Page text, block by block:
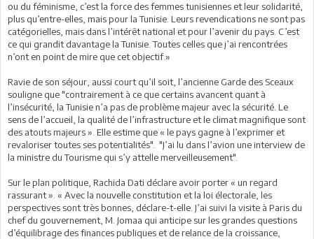
ou du féminisme, c’est la force des femmes tunisiennes et leur solidarité,
plus qu’entre-elles, mais pour la Tunisie. Leurs revendications ne sont pas
catégorielles, mais dans l’intérêt national et pour l’avenir du pays. C’est
ce qui grandit davantage la Tunisie. Toutes celles que j’ai rencontrées
n’ont en point de mire que cet objectif.»
Ravie de son séjour, aussi court qu’il soit, l’ancienne Garde des Sceaux
souligne que "contrairement à ce que certains avancent quant à
l’insécurité, la Tunisie n’a pas de problème majeur avec la sécurité. Le
sens de l’accueil, la qualité de l’infrastructure et le climat magnifique sont
des atouts majeurs ». Elle estime que « le pays gagne à l’exprimer et
revaloriser toutes ses potentialités". "J’ai lu dans l’avion une interview de
la ministre du Tourisme qui s’y attelle merveilleusement".
Sur le plan politique, Rachida Dati déclare avoir porter « un regard
rassurant ». « Avec la nouvelle constitution et la loi électorale, les
perspectives sont très bonnes, déclare-t-elle. J’ai suivi la visite à Paris du
chef du gouvernement, M. Jomaa qui anticipe sur les grandes questions
d’équilibrage des finances publiques et de relance de la croissance,